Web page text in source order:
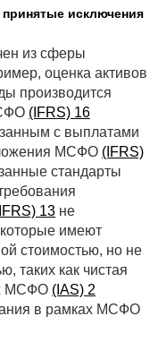
исключения
из сферы
оценка активов
производится
(IFRS) 16
с выплатами
МСФО (IFRS)
стандарты
13 не
имеют
стоимостью, но не
таких как чистая
МСФО (IAS) 2
в рамках МСФО